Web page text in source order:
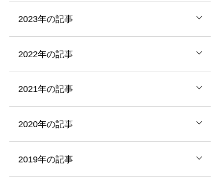
2023年の記事
2022年の記事
2021年の記事
2020年の記事
2019年の記事